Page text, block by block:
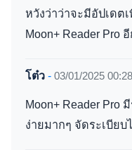
หวังว่าว่าจะมีอัปเดต
Moon+ Reader Pro
โต๋ว - 03/01/2025 00:28
Moon+ Reader Pro
ง่ายมากๆ จัดระเบียบ